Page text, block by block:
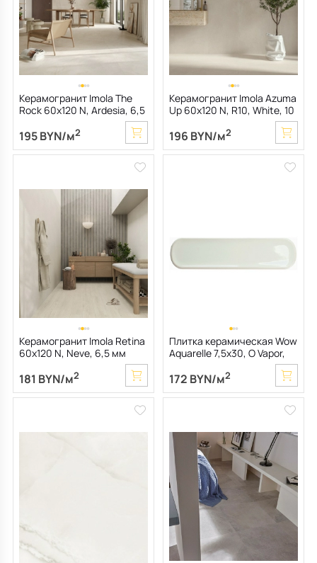
Керамогранит Imola The
Rock 60х120 N, Ardesia, 6,5
195 BYN/м2
Керамогранит Imola Azuma
Up 60х120 N, R10, White, 10
196 BYN/м2
Керамогранит Imola Retina
60х120 N, Neve, 6,5 мм
181 BYN/м2
Плитка керамическая Wow
Aquarelle 7,5х30, O Vapor,
172 BYN/м2